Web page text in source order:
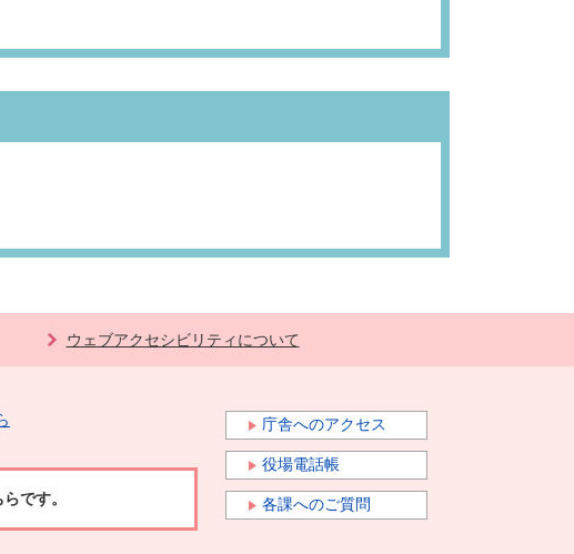
ウェブアクセシビリティについて
です。
庁舎へのアクセス
役場電話帳
各課へのご質問